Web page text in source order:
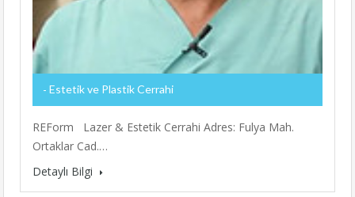
Estetik ve Plastik Cerrahi
REForm Lazer & Estetik Cerrahi Adres: Fulya Mah.
Ortaklar Cad.…
Detaylı Bilgi